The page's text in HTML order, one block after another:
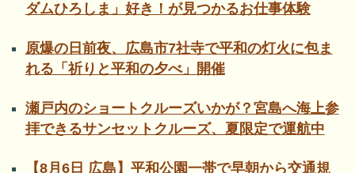
ダムひろしま」好き！が見つかるお仕事体験
原爆の日前夜、広島市7社寺で平和の灯火に包ま
れる「祈りと平和の夕べ」開催
瀬戸内のショートクルーズいかが？宮島へ海上参
拝できるサンセットクルーズ、夏限定で運航中
【8月6日 広島】平和公園一帯で早朝から交通規